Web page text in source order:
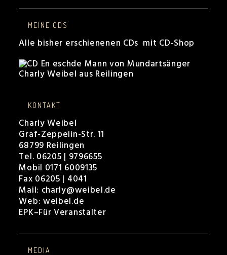
MEINE CDS
Alle bisher erschienenen CDs mit CD-Shop
KONTAKT
Charly Weibel
Graf-Zeppelin-Str. 11
68799 Reilingen
Tel. 06205 | 9796655
Mobil 0171 6009135
Fax 06205 | 4041
Mail: charly@weibel.de
Web: weibel.de
EPK–Für Veranstalter
MEDIA